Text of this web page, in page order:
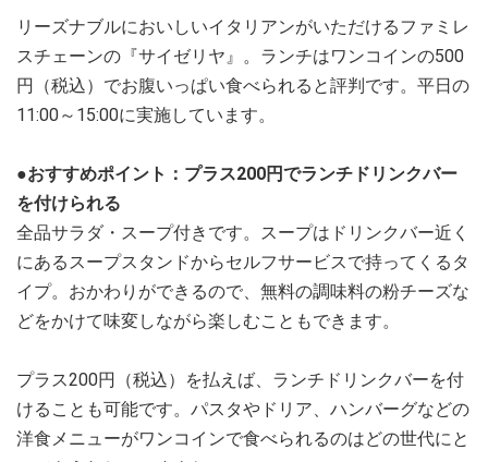
リーズナブルにおいしいイタリアンがいただけるファミレ
スチェーンの『サイゼリヤ』。ランチはワンコインの500
円（税込）でお腹いっぱい食べられると評判です。平日の
11:00～15:00に実施しています。
●おすすめポイント：プラス200円でランチドリンクバー
を付けられる
全品サラダ・スープ付きです。スープはドリンクバー近く
にあるスープスタンドからセルフサービスで持ってくるタ
イプ。おかわりができるので、無料の調味料の粉チーズな
どをかけて味変しながら楽しむこともできます。
プラス200円（税込）を払えば、ランチドリンクバーを付
けることも可能です。パスタやドリア、ハンバーグなどの
洋食メニューがワンコインで食べられるのはどの世代にと